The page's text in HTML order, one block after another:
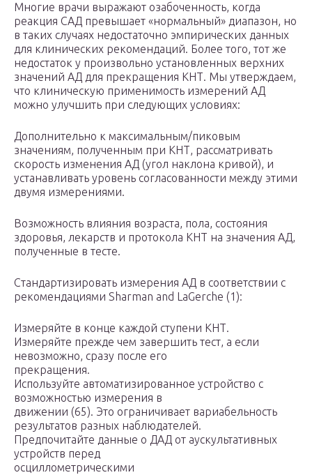
Многие врачи выражают озабоченность, когда
реакция САД превышает «нормальный» диапазон, но
в таких случаях недостаточно эмпирических данных
для клинических рекомендаций. Более того, тот же
недостаток у произвольно установленных верхних
значений АД для прекращения КНТ. Мы утверждаем,
что клиническую применимость измерений АД
можно улучшить при следующих условиях:
Дополнительно к максимальным/пиковым
значениям, полученным при КНТ, рассматривать
скорость изменения АД (угол наклона кривой), и
устанавливать уровень согласованности между этими
двумя измерениями.
Возможность влияния возраста, пола, состояния
здоровья, лекарств и протокола КНТ на значения АД,
полученные в тесте.
Стандартизировать измерения АД в соответствии с
рекомендациями Sharman and LaGerche (1):
Измеряйте в конце каждой ступени КНТ.
Измеряйте прежде чем завершить тест, а если
невозможно, сразу после его
прекращения.
Используйте автоматизированное устройство с
возможностью измерения в
движении (65). Это ограничивает вариабельность
результатов разных наблюдателей.
Предпочитайте данные о ДАД от аускультативных
устройств перед
осциллометрическими